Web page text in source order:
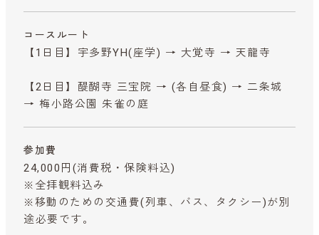
コースルート
【1日目】宇多野YH(座学) → 大覚寺 → 天龍寺
【2日目】醍醐寺 三宝院 → (各自昼食) → 二条城
→ 梅小路公園 朱雀の庭
参加費
24,000円 (消費税・保険料込)
※全拝観料込み
※移動のための交通費(列車、バス、タクシー)が別
途必要です。